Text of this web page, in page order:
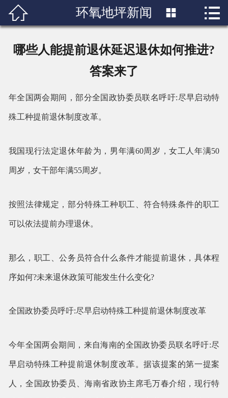
 首页
新闻中心
行业知识
联系我们
 环氧地坪新闻  
哪些人能提前退休延迟退休如何推进?
答案来了
年全国两会期间，部分全国政协委员联名呼吁:尽早启动特
殊工种提前退休制度改革。
我国现行法定退休年龄为，男年满60周岁，女工人年满50
周岁，女干部年满55周岁。
按照法律规定，部分特殊工种职工、符合特殊条件的职工
可以依法提前办理退休。
那么，职工、公务员符合什么条件才能提前退休，具体程
序如何?未来退休政策可能发生什么变化?
全国政协委员呼吁:尽早启动特殊工种提前退休制度改革
今年全国两会期间，来自海南的全国政协委员联名呼吁:尽
早启动特殊工种提前退休制度改革。据该提案的第一提案
人，全国政协委员、海南省政协主席毛万春介绍，现行特